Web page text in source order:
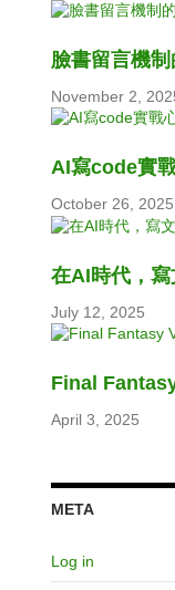
臉書留言機
November 2,
AI寫code實
October 26, 2025
在AI時代，
July 12, 2025
Final
April 3, 2025
META
Log in